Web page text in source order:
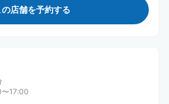
の店舗を予約する
17:00